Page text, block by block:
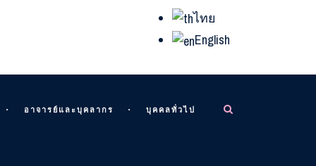
ไทย
English
อาจารย์และบุคลากร บุคคลทั่วไป